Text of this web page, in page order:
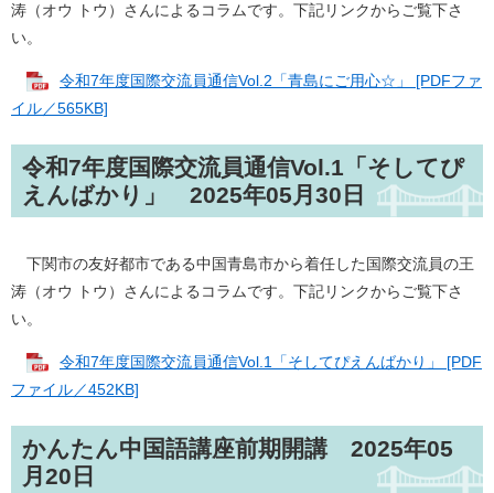
涛（オウ トウ）さんによるコラムです。下記リンクからご覧下さ
い。
令和7年度国際交流員通信Vol.2「青島にご用心☆」 [PDFファ
イル／565KB]
​​令和7年度国際交流員通信Vol.1「そしてぴ
えんばかり」 2025年05月30日
下関市の友好都市である中国青島市から着任した国際交流員の王
涛（オウ トウ）さんによるコラムです。下記リンクからご覧下さ
い。
令和7年度国際交流員通信Vol.1「そしてぴえんばかり」 [PDF
ファイル／452KB]
​かんたん中国語講座前期開講 2025年05
月20日